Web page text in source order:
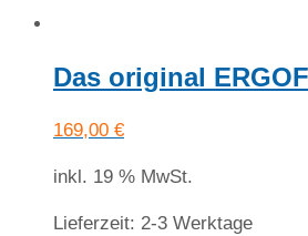
Das original
169,00 €
inkl. 19 % MwSt.
Lieferzeit: 2-3 Werktage